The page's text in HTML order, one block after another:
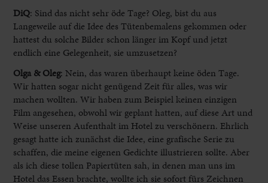
DiQ: Sind das nicht sehr öde Tage? Oleg, bist du aus
Langeweile auf die Idee des Tütenbemalens gekommen oder
hattest du solche Bilder schon länger im Kopf und jetzt
endlich eine Gelegenheit, sie umzusetzen?
Olga & Oleg:Nein, das waren überhaupt keine öden Tage.
Wir hatten sogar nicht genügend Zeit für alles, was wir
machen wollten. Wir haben zum Beispiel keinen einzigen
Film angesehen, obwohl wir geplant hatten, auf diese Art und
Weise unseren Aufenthalt im Hotel zu verschönern. Ehrlich
gesagt hatte ich zunächst die Idee, eine grafische Serie zu
schaffen, die meine eigenen Gedichte illustrieren sollte. Aber
als ich diese tollen Papiertüten sah, in denen man uns im
Hotel das Essen brachte, wollte ich sie sofort fürs Zeichnen